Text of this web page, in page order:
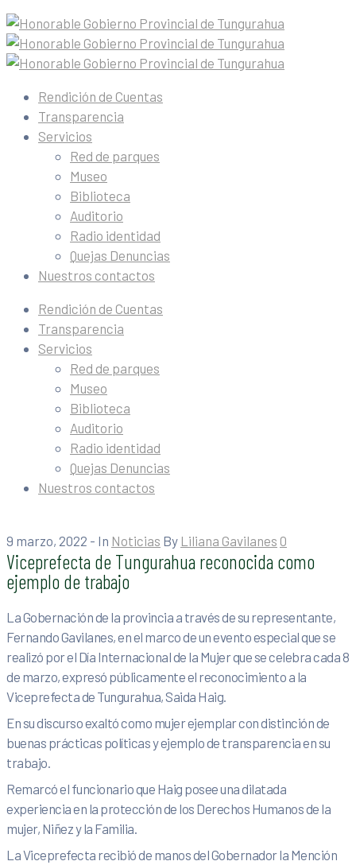
Rendición de Cuentas
Transparencia
Servicios
Red de parques
Museo
Biblioteca
Auditorio
Radio identidad
Quejas Denuncias
Nuestros contactos
Rendición de Cuentas
Transparencia
Servicios
Red de parques
Museo
Biblioteca
Auditorio
Radio identidad
Quejas Denuncias
Nuestros contactos
9 marzo, 2022 - In Noticias By Liliana Gavilanes 0
Viceprefecta de Tungurahua reconocida como
ejemplo de trabajo
La Gobernación de la provincia a través de su representante,
Fernando Gavilanes, en el marco de un evento especial que se
realizó por el Día Internacional de la Mujer que se celebra cada 8
de marzo, expresó públicamente el reconocimiento a la
Viceprefecta de Tungurahua, Saida Haig.
En su discurso exaltó como mujer ejemplar con distinción de
buenas prácticas políticas y ejemplo de transparencia en su
trabajo.
Remarcó el funcionario que Haig posee una dilatada
experiencia en la protección de los Derechos Humanos de la
mujer, Niñez y la Familia.
La Viceprefecta recibió de manos del Gobernador la Mención